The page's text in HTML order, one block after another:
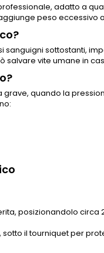
adatto a
peso eccessivo
sottostanti,
salvare vite umane in
quando la
posizionandolo circa
il tourniquet per